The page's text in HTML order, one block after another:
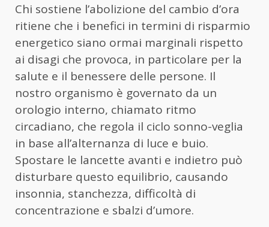
Chi sostiene l’abolizione del cambio d’ora
ritiene che i benefici in termini di risparmio
energetico siano ormai marginali rispetto
ai disagi che provoca, in particolare per la
salute e il benessere delle persone. Il
nostro organismo è governato da un
orologio interno, chiamato ritmo
circadiano, che regola il ciclo sonno-veglia
in base all’alternanza di luce e buio.
Spostare le lancette avanti e indietro può
disturbare questo equilibrio, causando
insonnia, stanchezza, difficoltà di
concentrazione e sbalzi d’umore.